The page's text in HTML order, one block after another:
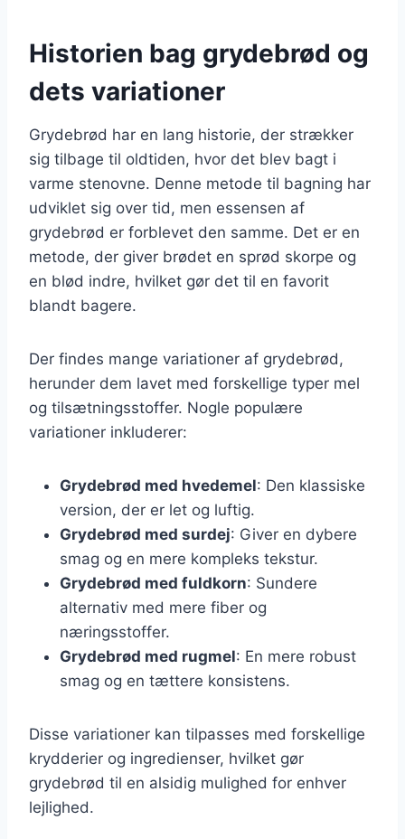
Historien bag grydebrød og
dets variationer
Grydebrød har en lang historie, der strækker
sig tilbage til oldtiden, hvor det blev bagt i
varme stenovne. Denne metode til bagning har
udviklet sig over tid, men essensen af
grydebrød er forblevet den samme. Det er en
metode, der giver brødet en sprød skorpe og
en blød indre, hvilket gør det til en favorit
blandt bagere.
Der findes mange variationer af grydebrød,
herunder dem lavet med forskellige typer mel
og tilsætningsstoffer. Nogle populære
variationer inkluderer:
Grydebrød med hvedemel: Den klassiske
version, der er let og luftig.
Grydebrød med surdej: Giver en dybere
smag og en mere kompleks tekstur.
Grydebrød med fuldkorn: Sundere
alternativ med mere fiber og
næringsstoffer.
Grydebrød med rugmel: En mere robust
smag og en tættere konsistens.
Disse variationer kan tilpasses med forskellige
krydderier og ingredienser, hvilket gør
grydebrød til en alsidig mulighed for enhver
lejlighed.